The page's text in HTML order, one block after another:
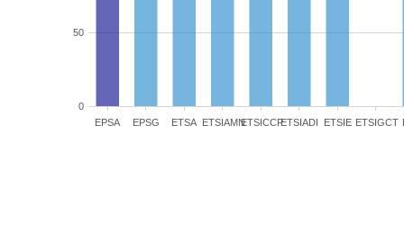
EPSA EPSG ETSA ETSIAMNETSICCPETSIADI ETSIE ETSIGCT
0
50